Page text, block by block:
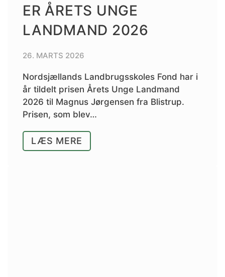
ER ÅRETS UNGE
LANDMAND 2026
26. MARTS 2026
Nordsjællands Landbrugsskoles Fond har i
år tildelt prisen Årets Unge Landmand
2026 til Magnus Jørgensen fra Blistrup.
Prisen, som blev…
LÆS MERE